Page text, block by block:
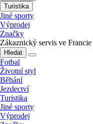
Turistika
Jiné sporty
Výprodej
Značky
Zákaznický servis ve Francie
Hledat
Fotbal
Životní styl
Běhání
Jezdectví
Turistika
Jiné sporty
Výprodej